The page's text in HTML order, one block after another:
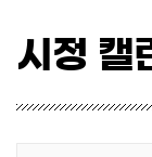
시정 캘